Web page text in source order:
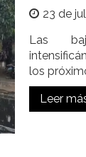
23 de
Las
los
Leer